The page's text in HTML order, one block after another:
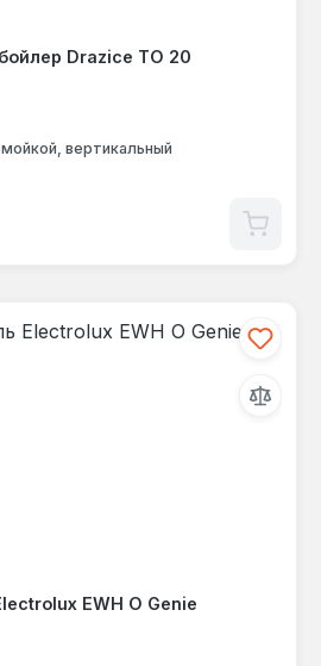
Drazice TO 20
вертикальный
EWH O Genie